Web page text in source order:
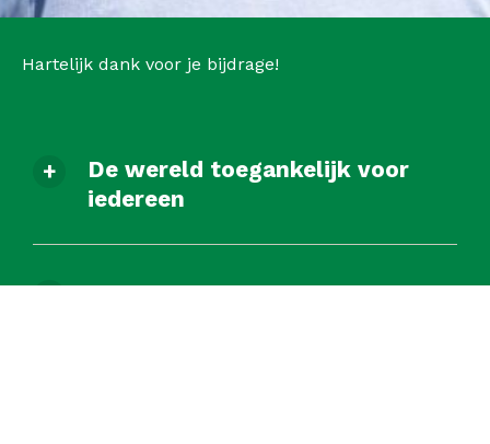
Hartelijk dank voor je bijdrage!
De wereld toegankelijk voor
iedereen
Kansen voor kinderen